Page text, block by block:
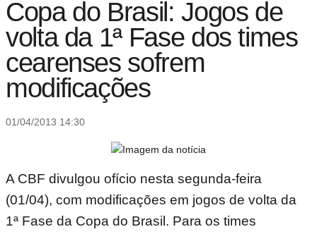
Copa do Brasil: Jogos de
volta da 1ª Fase dos times
cearenses sofrem
modificações
01/04/2013 14:30
A CBF divulgou ofício nesta segunda-feira
(01/04), com modificações em jogos de volta da
1ª Fase da Copa do Brasil. Para os times